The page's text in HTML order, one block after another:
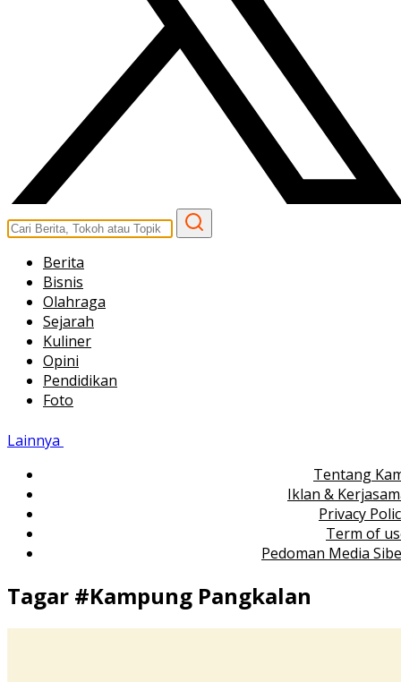
Berita
Bisnis
Olahraga
Sejarah
Kuliner
Opini
Pendidikan
Foto
Lainnya
Tentang
Iklan &
Privacy
Term of
Pedoman Media
Tagar #Kampung Pangkalan